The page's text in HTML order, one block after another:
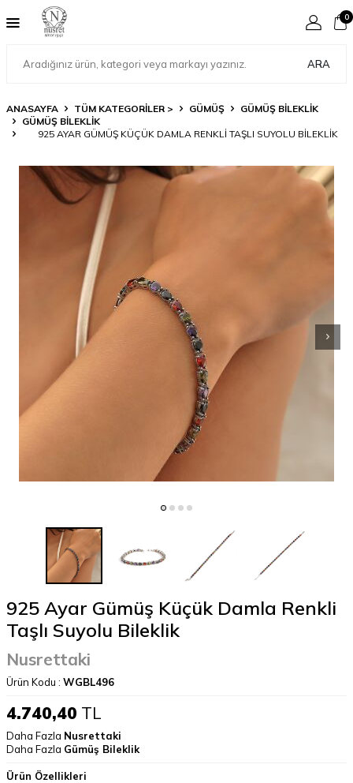
ARA
0
ANASAYFA TÜM KATEGORİLER > GÜMÜŞ
GÜMÜŞ BILEKLIK
GÜMÜŞ BILEKLIK
925 AYAR GÜMÜŞ KÜÇÜK DAMLA RENKLI TAŞLI SUYOLU BILEKLIK
925 Ayar Gümüş Küçük Damla Renkli
Taşlı Suyolu Bileklik
Nusrettaki
Ürün Kodu : WGBL496
4.740,40 TL
Daha Fazla Nusrettaki
Daha Fazla Gümüş Bileklik
Ürün Özellikleri